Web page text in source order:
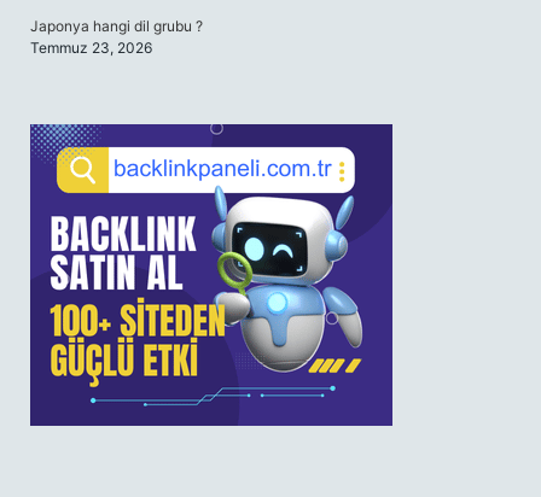
Japonya hangi dil grubu ?
Temmuz 23, 2026